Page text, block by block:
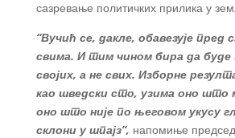
сазревање политичких прилика у
“Вучић се, дакле, обавезује пред
свима. И тим чином бира да буде
својих, а не свих. Изборне
као шведски сто, узима оно што
оно што није по његовом укусу
склони у шпајз”, напомиње